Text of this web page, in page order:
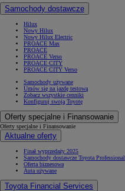
Samochody dostawcze
Hilux
Nowy Hilux
Nowy Hilux Electric
PROACE Max
PROACE
PROACE Verso
PROACE CITY
PROACE CITY Verso
Samochody używane
Umów się na jazdę testową
Zobacz wszystkie cenniki
Konfiguruj swoją Toyotę
Oferty specjalne i Finansowanie
Oferty specjalne i Finansowanie
Aktualne oferty
Finał wyprzedaży 2025
Samochody dostawcze Toyota Professional
Oferta biznesowa
Auta używane
Toyota Financial Services